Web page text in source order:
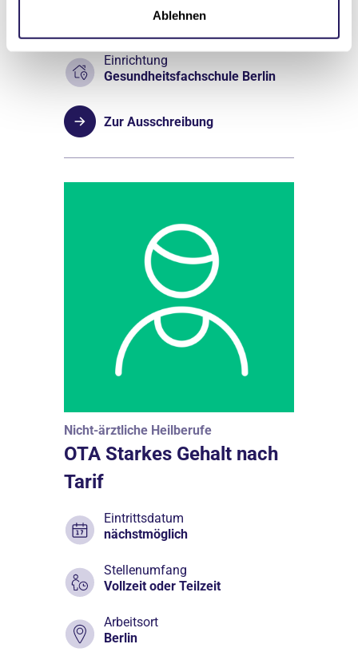
Ablehnen
Arbeitsort
Einrichtung
Gesundheitsfachschule Berlin
Zur Ausschreibung
Nicht-ärztliche Heilberufe
OTA Starkes Gehalt nach
Tarif
Eintrittsdatum
nächstmöglich
Stellenumfang
Vollzeit oder Teilzeit
Arbeitsort
Berlin